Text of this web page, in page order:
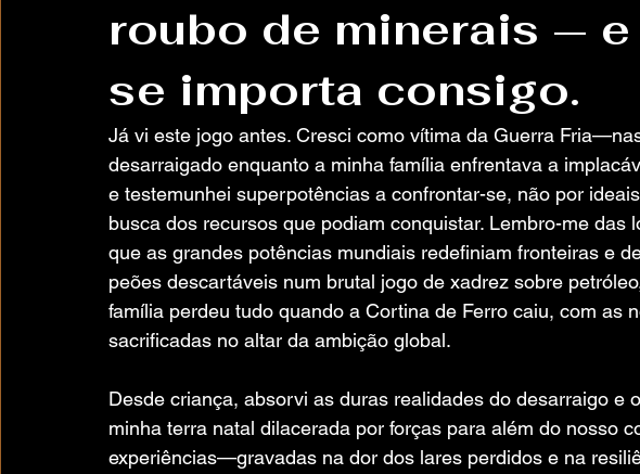
Autobiografia Mundos Imaginários: Histórias Cultura
About ElmiroChaves O Mundo Estante Lusófona Padrão da Orquídea
roubo de minerais —
se importa consigo.
Já vi este jogo antes. Cresci como vítima da Guerra
desarraigado enquanto a minha família enfrentava a
e testemunhei superpotências a confrontar-se, não por
busca dos recursos que podiam conquistar. Lembro-me das
que as grandes potências mundiais redefiniam fronteiras e
peões descartáveis num brutal jogo de xadrez sobre
família perdeu tudo quando a Cortina de Ferro caiu, com as
sacrificadas no altar da ambição global.
Desde criança, absorvi as duras realidades do desarraigo e
minha terra natal dilacerada por forças para além do nosso
experiências—gravadas na dor dos lares perdidos e na